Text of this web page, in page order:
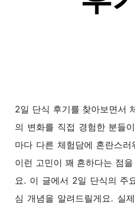
2일 단식 후기를 찾아보면서
의 변화를 직접 경험한 분들
마다 다른 체험담에 혼란스
이런 고민이 꽤 흔하다는 점
요. 이 글에서 2일 단식의 주
심 개념을 알려드릴게요. 실